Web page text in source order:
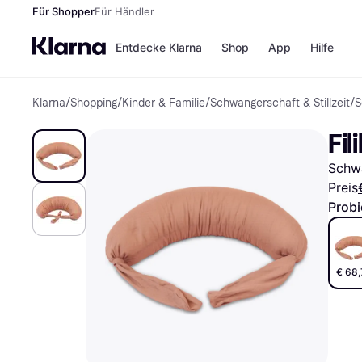
Für ShopperFür Händler
Entdecke Klarna
Zahlungsmethoden
Bezahle in bis zu 30
Ratenzahlung
Shop
Shops
H&M
Temu
Alle Shops
App Hilfe
Klarna/Shopping/Kinder & Familie/Schwangerschaft & Stillzeit/
Preis
€